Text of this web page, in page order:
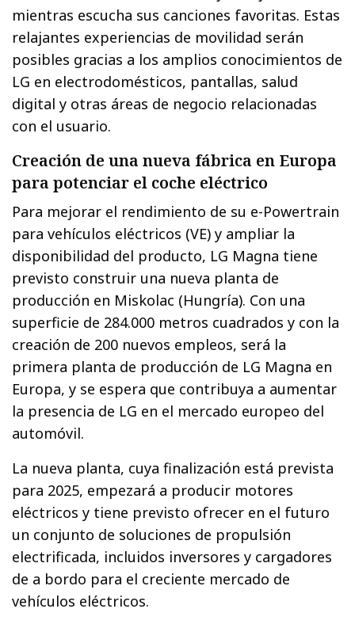
mientras escucha sus canciones favoritas. Estas
relajantes experiencias de movilidad serán
posibles gracias a los amplios conocimientos de
LG en electrodomésticos, pantallas, salud
digital y otras áreas de negocio relacionadas
con el usuario.
Creación de una nueva fábrica en Europa
para potenciar el coche eléctrico
Para mejorar el rendimiento de su e-Powertrain
para vehículos eléctricos (VE) y ampliar la
disponibilidad del producto, LG Magna tiene
previsto construir una nueva planta de
producción en Miskolac (Hungría). Con una
superficie de 284.000 metros cuadrados y con la
creación de 200 nuevos empleos, será la
primera planta de producción de LG Magna en
Europa, y se espera que contribuya a aumentar
la presencia de LG en el mercado europeo del
automóvil.
La nueva planta, cuya finalización está prevista
para 2025, empezará a producir motores
eléctricos y tiene previsto ofrecer en el futuro
un conjunto de soluciones de propulsión
electrificada, incluidos inversores y cargadores
de a bordo para el creciente mercado de
vehículos eléctricos.